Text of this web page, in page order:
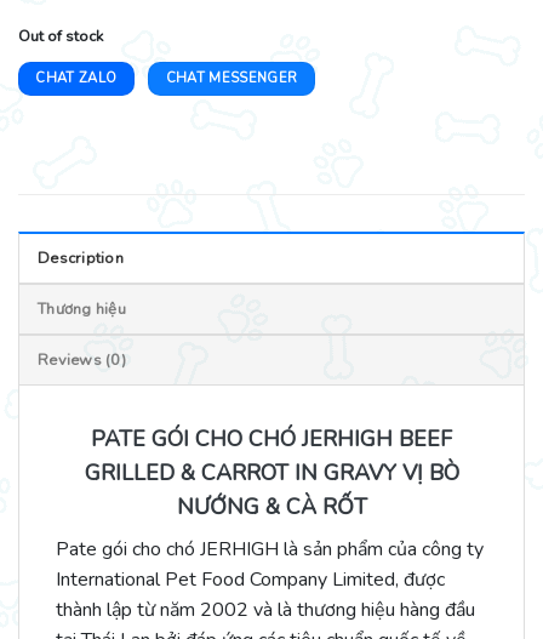
Out of stock
CHAT ZALO CHAT MESSENGER
Description
Thương hiệu
Reviews (0)
PATE GÓI CHO CHÓ JERHIGH BEEF
GRILLED & CARROT IN GRAVY VỊ BÒ
NƯỚNG & CÀ RỐT
Pate gói cho chó JERHIGH là sản phẩm của công ty
International Pet Food Company Limited, được
thành lập từ năm 2002 và là thương hiệu hàng đầu